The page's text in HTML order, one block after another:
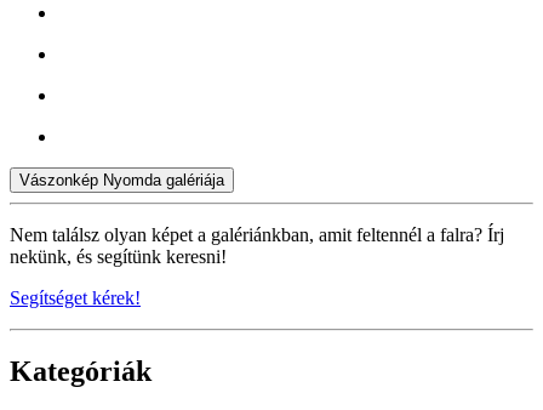
Vászonkép Nyomda galériája
Nem találsz olyan képet a galériánkban, amit feltennél a falra? Írj
nekünk, és segítünk keresni!
Segítséget kérek!
Kategóriák